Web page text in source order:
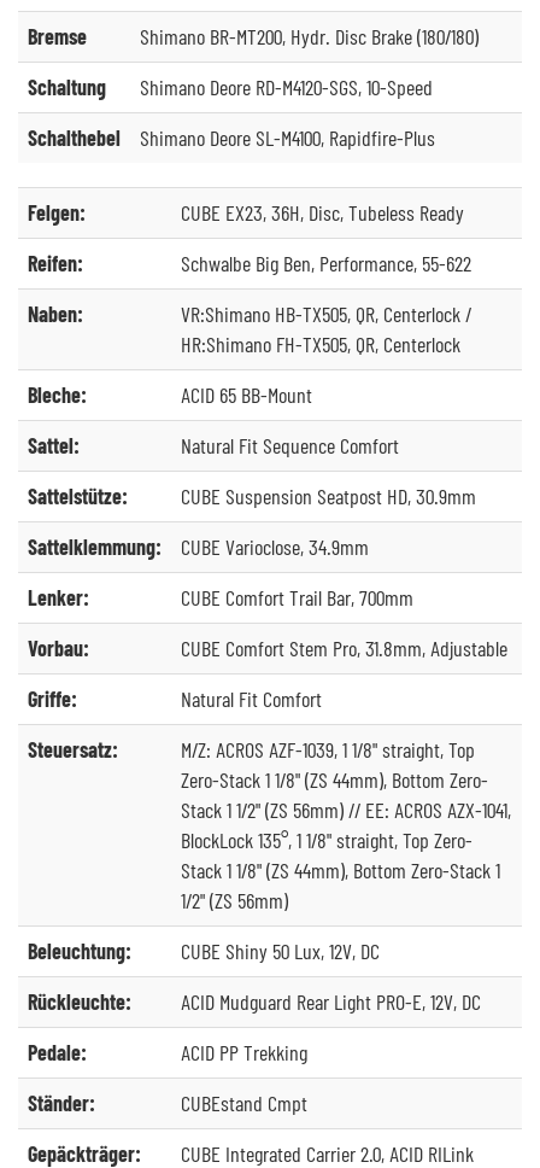
Bremse
Shimano BR-MT200, Hydr. Disc Brake (180/180)
Schaltung
Shimano Deore RD-M4120-SGS, 10-Speed
Schalthebel
Shimano Deore SL-M4100, Rapidfire-Plus
Felgen:
CUBE EX23, 36H, Disc, Tubeless Ready
Reifen:
Schwalbe Big Ben, Performance, 55-622
Naben:
VR:Shimano HB-TX505, QR, Centerlock /
HR:Shimano FH-TX505, QR, Centerlock
Bleche:
ACID 65 BB-Mount
Sattel:
Natural Fit Sequence Comfort
Sattelstütze:
CUBE Suspension Seatpost HD, 30.9mm
Sattelklemmung:
CUBE Varioclose, 34.9mm
Lenker:
CUBE Comfort Trail Bar, 700mm
Vorbau:
CUBE Comfort Stem Pro, 31.8mm, Adjustable
Griffe:
Natural Fit Comfort
Steuersatz:
M/Z: ACROS AZF-1039, 1 1/8" straight, Top
Zero-Stack 1 1/8" (ZS 44mm), Bottom Zero-
Stack 1 1/2" (ZS 56mm) // EE: ACROS AZX-1041,
BlockLock 135°, 1 1/8" straight, Top Zero-
Stack 1 1/8" (ZS 44mm), Bottom Zero-Stack 1
1/2" (ZS 56mm)
Beleuchtung:
CUBE Shiny 50 Lux, 12V, DC
Rückleuchte:
ACID Mudguard Rear Light PRO-E, 12V, DC
Pedale:
ACID PP Trekking
Ständer:
CUBEstand Cmpt
Gepäckträger:
CUBE Integrated Carrier 2.0, ACID RILink